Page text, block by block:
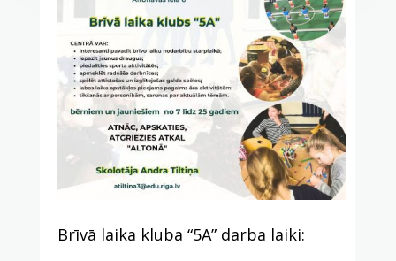
Brīvā laika kluba “5A” darba laiki: